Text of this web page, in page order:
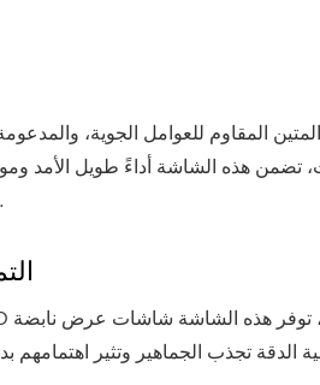
المقاوم للعوامل الجوية،
تضمن هذه الشاشة أداءً طويل الأمد
ظروف مختلفة.
الدقة تجذب الجماهير وتثير اهتمامهم